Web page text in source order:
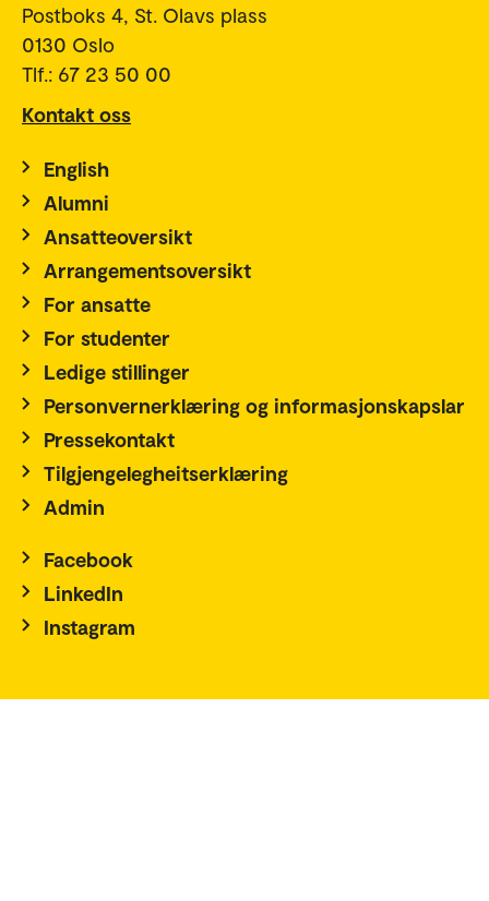
Postboks 4, St. Olavs plass
0130 Oslo
Tlf.: 67 23 50 00
Kontakt oss
English
Alumni
Ansatteoversikt
Arrangementsoversikt
For ansatte
For studenter
Ledige stillinger
Personvernerklæring og informasjonskapslar
Pressekontakt
Tilgjengelegheitserklæring
Admin
Facebook
LinkedIn
Instagram